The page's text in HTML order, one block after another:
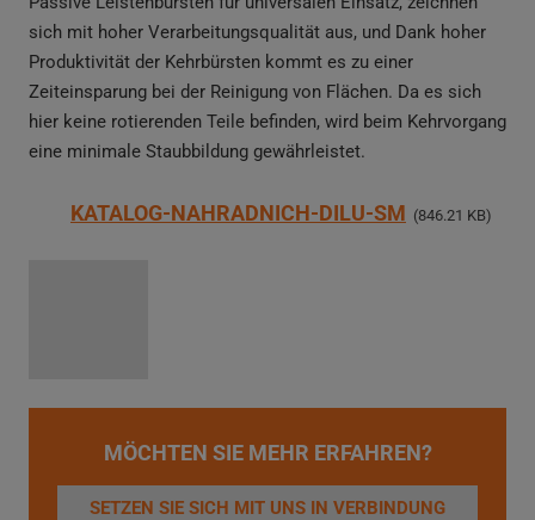
sich mit hoher Verarbeitungsqualität aus, und Dank hoher
Produktivität der Kehrbürsten kommt es zu einer
Zeiteinsparung bei der Reinigung von Flächen. Da es sich
hier keine rotierenden Teile befinden, wird beim Kehrvorgang
eine minimale Staubbildung gewährleistet.
KATALOG-NAHRADNICH-DILU-SM 846.21 KB
MÖCHTEN SIE MEHR ERFAHREN?
SETZEN SIE SICH MIT UNS IN VERBINDUNG